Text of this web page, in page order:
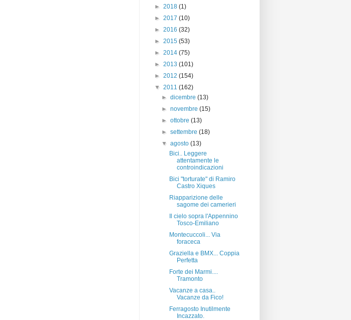
► 2018 (1)
► 2017 (10)
► 2016 (32)
► 2015 (53)
► 2014 (75)
► 2013 (101)
► 2012 (154)
▼ 2011 (162)
►dicembre(13)
►novembre(15)
►ottobre(13)
►settembre(18)
▼agosto(13)
Bici.. Leggere
attentamente le
controindicazioni
Bici "torturate" di Ramiro
Castro Xiques
Riapparizione delle
sagome dei camerieri
Il cielo sopra l'Appennino
Tosco-Emiliano
Montecuccoli... Via
foraceca
Graziella e BMX... Coppia
Perfetta
Forte dei Marmi....
Tramonto
Vacanze a casa..
Vacanze da Fico!
Ferragosto Inutilmente
Incazzato.